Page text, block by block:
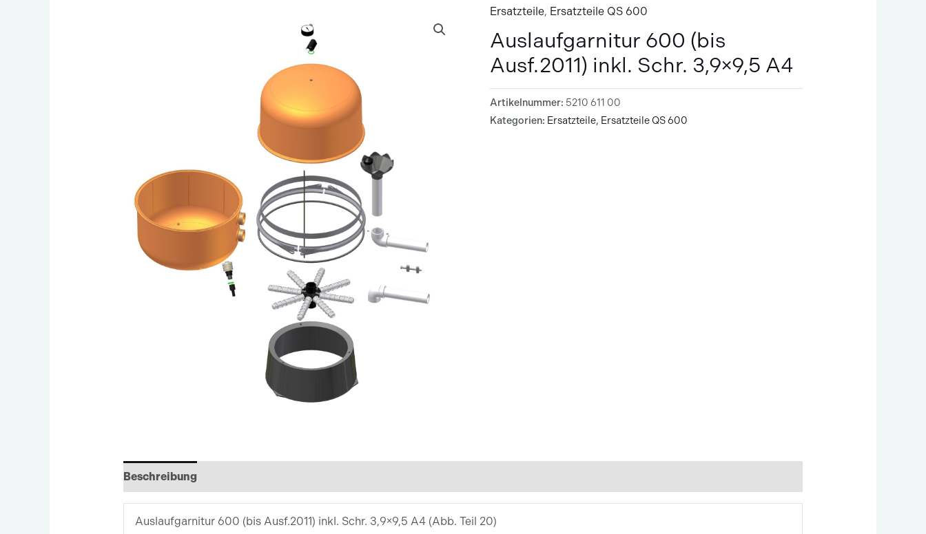
Ersatzteile, Ersatzteile QS 600
Auslaufgarnitur 600 (bis
Ausf.2011) inkl. Schr. 3,9×9,5 A4
Artikelnummer: 5210 611 00
Kategorien: Ersatzteile, Ersatzteile QS 600
Beschreibung
Auslaufgarnitur 600 (bis Ausf.2011) inkl. Schr. 3,9×9,5 A4 (Abb. Teil 20)